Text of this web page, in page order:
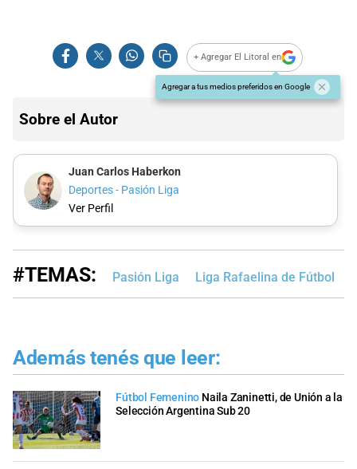
+ Agregar El Litoral en
Agregar a tus medios preferidos en Google
Sobre el Autor
Juan Carlos Haberkon
Deportes - Pasión Liga
Ver Perfil
#TEMAS: Pasión Liga Liga Rafaelina de Fútbol
Además tenés que leer:
Fútbol Femenino Naila Zaninetti, de Unión a la
Selección Argentina Sub 20